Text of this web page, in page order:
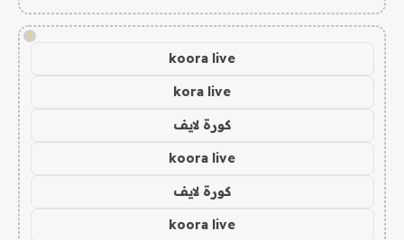
!
koora live
kora live
كورة لايف
koora live
كورة لايف
koora live